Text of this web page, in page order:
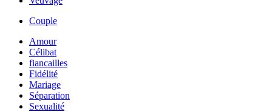
Couple
Amour
Célibat
fiancailles
Fidélité
Mariage
Séparation
Sexualité